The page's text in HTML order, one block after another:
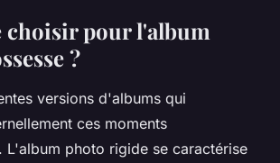
choisir pour l'album
?
versions d'albums qui
ces moments
L'album photo rigide se caractérise